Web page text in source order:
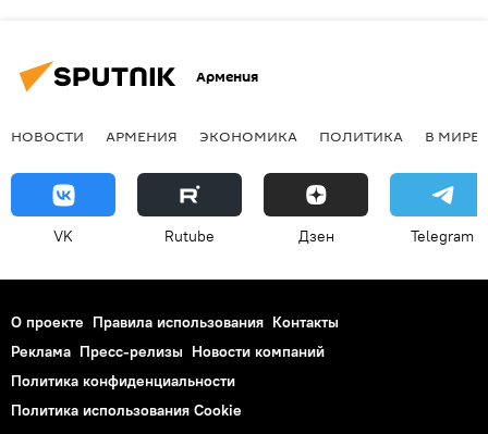
Армения
НОВОСТИ АРМЕНИЯ ЭКОНОМИКА ПОЛИТИКА В МИРЕ
VK Rutube Дзен Telegram
О проекте Правила использования Контакты
Реклама Пресс-релизы Новости компаний
Политика конфиденциальности
Политика использования Cookie